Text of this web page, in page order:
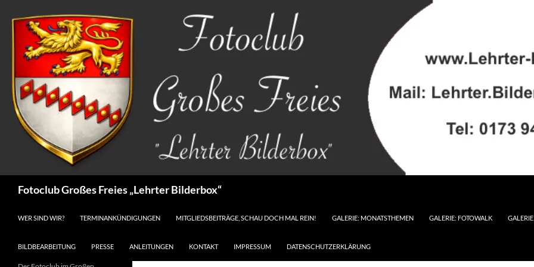
Inhalt
springen
Fotoclub Großes Freies „Lehrter Bilderbox“
WER SIND WIR? TERMINANKÜNDIGUNGEN MITGLIEDSBEITRÄGE, SCHAU DOCH MAL REIN! GALERIE: MONATSTHEMEN GALERIE: FOTOWALK
BILDBEARBEITUNG PRESSE ANLEITUNGEN KONTAKT IMPRESSUM DATENSCHUTZERKLÄRUNG